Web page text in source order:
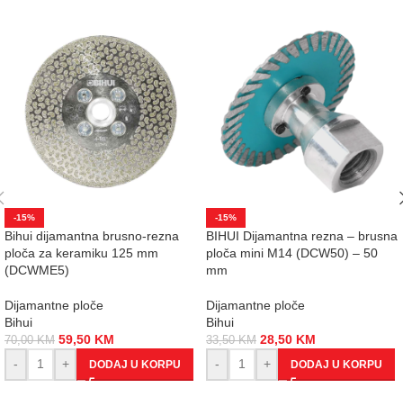
-15%
Bihui dijamantna brusno-rezna
ploča za keramiku 125 mm
(DCWME5)
Dijamantne ploče
Bihui
70,00KM 59,50 KM
-
+ DODAJ U KORPU
-15%
BIHUI Dijamantna rezna – brusna
ploča mini M14 (DCW50) – 50
mm
Dijamantne ploče
Bihui
33,50KM 28,50 KM
-
+ DODAJ U KORPU